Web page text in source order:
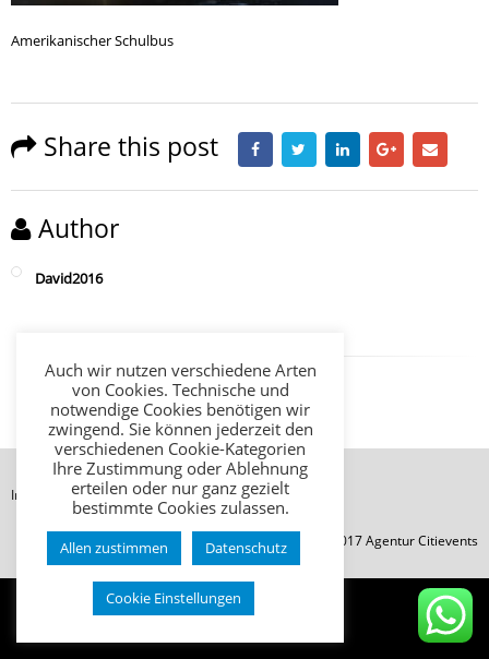
Amerikanischer Schulbus
Share this post
Author
David2016
Impressum Datenschutz AGB
© Copyright 2017 Agentur Citievents
Auch wir nutzen verschiedene Arten
von Cookies. Technische und
notwendige Cookies benötigen wir
zwingend. Sie können jederzeit den
verschiedenen Cookie-Kategorien
Ihre Zustimmung oder Ablehnung
erteilen oder nur ganz gezielt
bestimmte Cookies zulassen.
Allen zustimmen Datenschutz
Cookie Einstellungen